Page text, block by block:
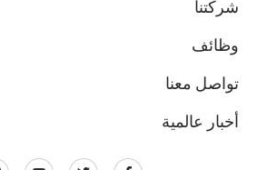
شركتنا
وظائف
تواصل معنا
أخبار عالمية